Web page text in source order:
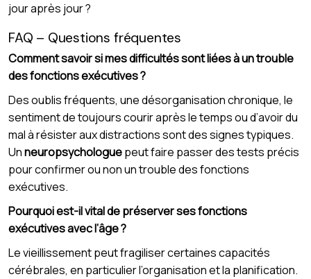
jour après jour ?
FAQ – Questions fréquentes
Comment savoir si mes difficultés sont liées à un trouble
des fonctions exécutives ?
Des oublis fréquents, une désorganisation chronique, le
sentiment de toujours courir après le temps ou d’avoir du
mal à résister aux distractions sont des signes typiques.
Unneuropsychologuepeut faire passer des tests précis
pour confirmer ou non un trouble des fonctions
exécutives.
Pourquoi est-il vital de préserver ses fonctions
exécutives avec l’âge ?
Le vieillissement peut fragiliser certaines capacités
cérébrales, en particulier l’organisation et la planification.